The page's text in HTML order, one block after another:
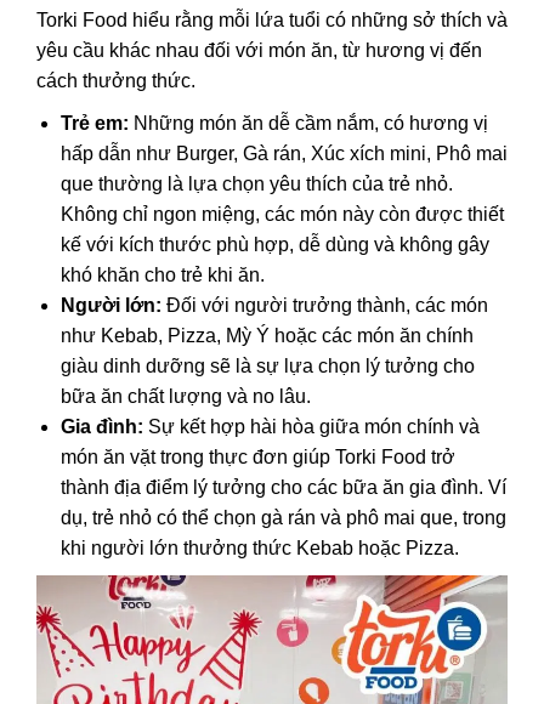
Torki Food hiểu rằng mỗi lứa tuổi có những sở thích và
yêu cầu khác nhau đối với món ăn, từ hương vị đến
cách thưởng thức.
Trẻ em: Những món ăn dễ cầm nắm, có hương vị
hấp dẫn như Burger, Gà rán, Xúc xích mini, Phô mai
que thường là lựa chọn yêu thích của trẻ nhỏ.
Không chỉ ngon miệng, các món này còn được thiết
kế với kích thước phù hợp, dễ dùng và không gây
khó khăn cho trẻ khi ăn.
Người lớn: Đối với người trưởng thành, các món
như Kebab, Pizza, Mỳ Ý hoặc các món ăn chính
giàu dinh dưỡng sẽ là sự lựa chọn lý tưởng cho
bữa ăn chất lượng và no lâu.
Gia đình: Sự kết hợp hài hòa giữa món chính và
món ăn vặt trong thực đơn giúp Torki Food trở
thành địa điểm lý tưởng cho các bữa ăn gia đình. Ví
dụ, trẻ nhỏ có thể chọn gà rán và phô mai que, trong
khi người lớn thưởng thức Kebab hoặc Pizza.